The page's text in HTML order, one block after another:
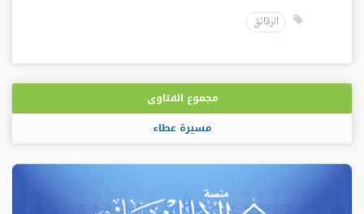
الرقائق
مجموع الفتاوى
مسيرة عطاء